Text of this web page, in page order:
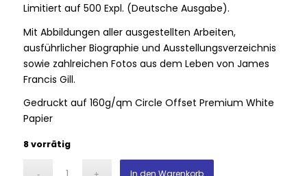
Limitiert auf 500 Expl. (Deutsche Ausgabe).
Mit Abbildungen aller ausgestellten Arbeiten,
ausführlicher Biographie und Ausstellungsverzeichnis
sowie zahlreichen Fotos aus dem Leben von James
Francis Gill.
Gedruckt auf 160g/qm Circle Offset Premium White
Papier
8 vorrätig